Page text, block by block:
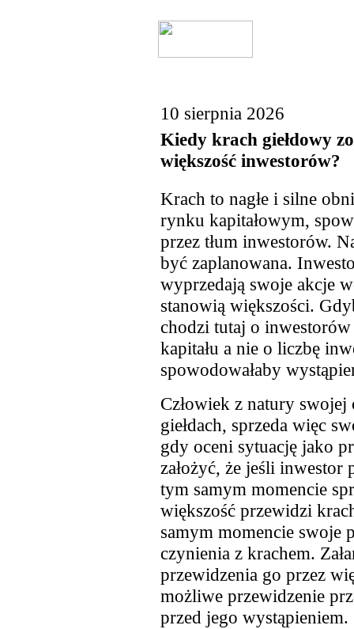
10 sierpnia 2026
Kiedy krach giełdowy
większość inwestorów?
Krach to nagłe i silne
rynku kapitałowym,
przez tłum inwestorów.
być zaplanowana.
wyprzedają swoje akcje
stanowią większości.
chodzi tutaj o
kapitału a nie o liczbę
spowodowałaby
Człowiek z natury swojej
giełdach, sprzeda więc
gdy oceni sytuację jako
założyć, że jeśli
tym samym momencie
większość przewidzi
samym momencie swoje
czynienia z krachem.
przewidzenia go przez
możliwe przewidzenie
przed jego wystąpieniem.